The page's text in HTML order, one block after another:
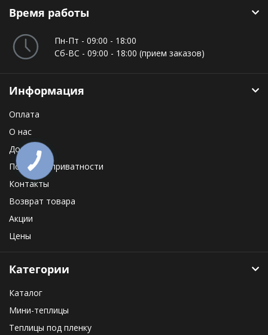
Время работы
Пн-Пт - 09:00 - 18:00
Сб-ВС - 09:00 - 18:00 (прием заказов)
Информация
Оплата
О нас
Доставка
Политика приватности
Контакты
Возврат товара
Акции
Цены
Категории
Каталог
Мини-теплицы
Теплицы под пленку